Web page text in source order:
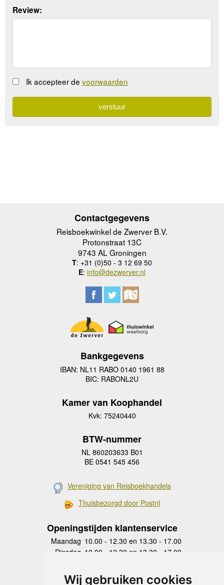
Wij gebruiken cookies
Review:
Ik accepteer de voorwaarden
Contactgegevens
Reisboekwinkel de Zwerver B.V.
Protonstraat 13C
9743 AL Groningen
T: +31 (0)50 - 3 12 69 50
E: info@dezwerver.nl
Bankgegevens
IBAN: NL11 RABO 0140 1961 88
BIC: RABONL2U
Kamer van Koophandel
Kvk: 75240440
BTW-nummer
NL 860203633 B01
BE 0541 545 456
Vereniging van Reisboekhandels
Thuisbezorgd door Postnl
Openingstijden klantenservice
Maandag 10.00 - 12.30 en 13.30 - 17.00
Dinsdag 10.00 - 12.30 en 13.30 - 17.00
Donderdag
10.00 - 12.30 en 13.30 - 17.00